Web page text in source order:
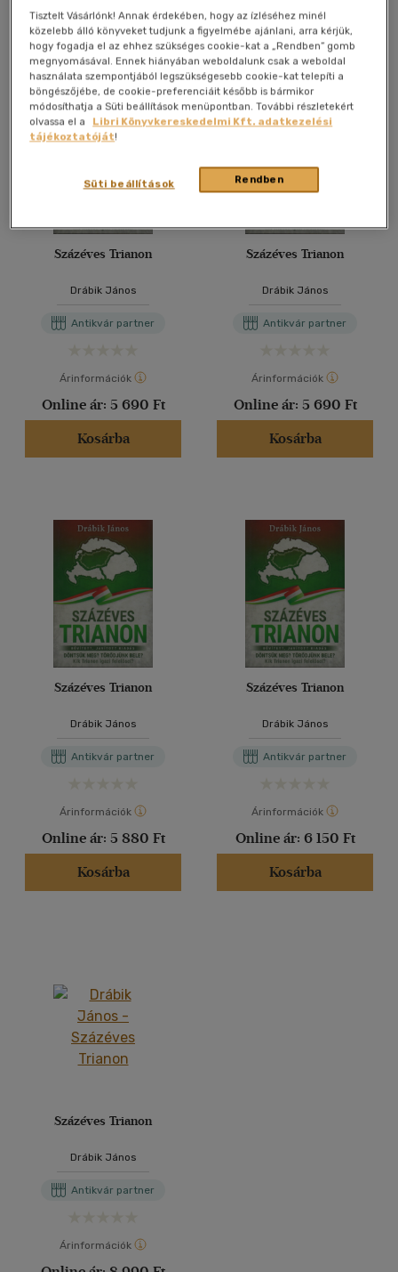
További formátumok
Százéves Trianon
Drábik János
Antikvár partner
Árinformációk
Online ár: 5 690 Ft
Kosárba
Százéves Trianon
Drábik János
Antikvár partner
Árinformációk
Online ár: 5 690 Ft
Kosárba
Százéves Trianon
Drábik János
Antikvár partner
Árinformációk
Online ár: 5 880 Ft
Kosárba
Százéves Trianon
Drábik János
Antikvár partner
Árinformációk
Online ár: 6 150 Ft
Kosárba
Százéves Trianon
Drábik János
Antikvár partner
Árinformációk
Tisztelt Vásárlónk! Annak érdekében, hogy az ízléséhez minél
közelebb álló könyveket tudjunk a figyelmébe ajánlani, arra kérjük,
hogy fogadja el az ehhez szükséges cookie-kat a „Rendben” gomb
megnyomásával. Ennek hiányában weboldalunk csak a weboldal
használata szempontjából legszükségesebb cookie-kat telepíti a
böngészőjébe, de cookie-preferenciáit később is bármikor
módosíthatja a Süti beállítások menüpontban. További részletekért
olvassa el a
Libri Könyvkereskedelmi Kft. adatkezelési
tájékoztatóját!
Rendben
Süti beállítások